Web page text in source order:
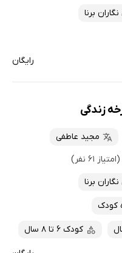
برنا
رایگان
زندگی
مجید عاطفی
(امتیاز ۶۱ نفر)
برنا
کودک
کودک 6 تا 8 سال